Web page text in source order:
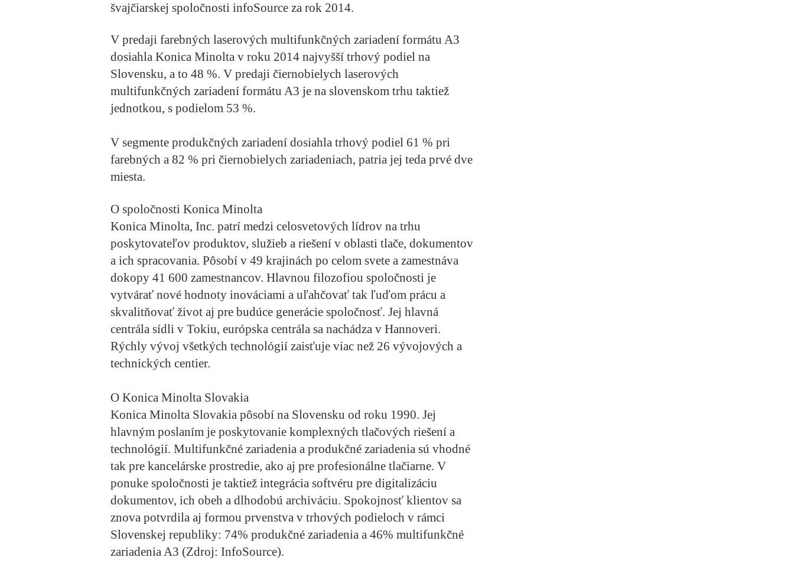
švajčiarskej spoločnosti infoSource za rok 2014.
V predaji farebných laserových multifunkčných zariadení formátu A3
dosiahla Konica Minolta v roku 2014 najvyšší trhový podiel na
Slovensku, a to 48 %. V predaji čiernobielych laserových
multifunkčných zariadení formátu A3 je na slovenskom trhu taktiež
jednotkou, s podielom 53 %.
V segmente produkčných zariadení dosiahla trhový podiel 61 % pri
farebných a 82 % pri čiernobielych zariadeniach, patria jej teda prvé dve
miesta.
O spoločnosti Konica Minolta
Konica Minolta, Inc. patrí medzi celosvetových lídrov na trhu
poskytovateľov produktov, služieb a riešení v oblasti tlače, dokumentov
a ich spracovania. Pôsobí v 49 krajinách po celom svete a zamestnáva
dokopy 41 600 zamestnancov. Hlavnou filozofiou spoločnosti je
vytvárať nové hodnoty inováciami a uľahčovať tak ľuďom prácu a
skvalitňovať život aj pre budúce generácie spoločnosť. Jej hlavná
centrála sídli v Tokiu, európska centrála sa nachádza v Hannoveri.
Rýchly vývoj všetkých technológií zaisťuje viac než 26 vývojových a
technických centier.
O Konica Minolta Slovakia
Konica Minolta Slovakia pôsobí na Slovensku od roku 1990. Jej
hlavným poslaním je poskytovanie komplexných tlačových riešení a
technológií. Multifunkčné zariadenia a produkčné zariadenia sú vhodné
tak pre kancelárske prostredie, ako aj pre profesionálne tlačiarne. V
ponuke spoločnosti je taktiež integrácia softvéru pre digitalizáciu
dokumentov, ich obeh a dlhodobú archiváciu. Spokojnosť klientov sa
znova potvrdila aj formou prvenstva v trhových podieloch v rámci
Slovenskej republiky: 74% produkčné zariadenia a 46% multifunkčné
zariadenia A3 (Zdroj: InfoSource).